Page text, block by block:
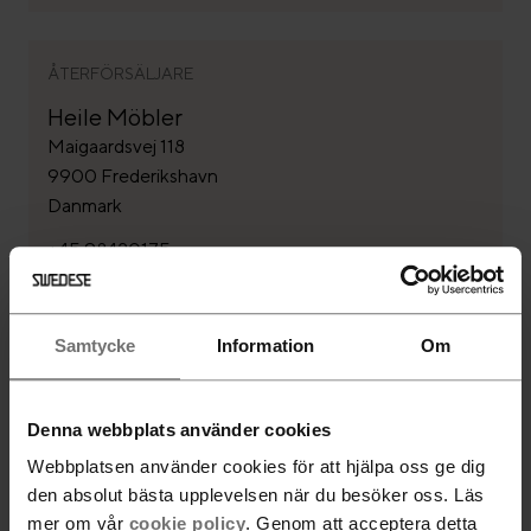
Samtycke Information Om
Denna webbplats använder cookies
Webbplatsen använder cookies för att hjälpa oss ge dig
den absolut bästa upplevelsen när du besöker oss. Läs
mer om vår cookie policy. Genom att acceptera detta
ÅTERFÖRSÄLJARE
Heile Möbler
Maigaardsvej 118
9900 Frederikshavn
Danmark
+45 98420175
ÅTERFÖRSÄLJARE
Aisen Önskeskabe
Gl. Kongevej 89-91
1850 Frederiksberg C
Danmark
+45 33211208